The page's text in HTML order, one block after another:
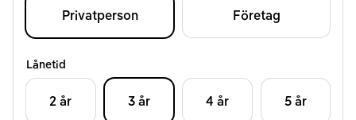
Privatperson Företag
Lånetid
2 år 3 år 4 år 5 år